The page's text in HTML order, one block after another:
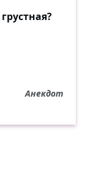
Анекдот